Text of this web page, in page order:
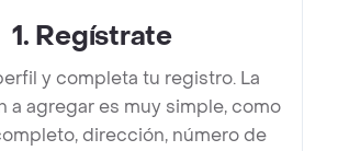
1. Regístrate
y completa tu registro. La
a agregar es muy simple, como
dirección, número de